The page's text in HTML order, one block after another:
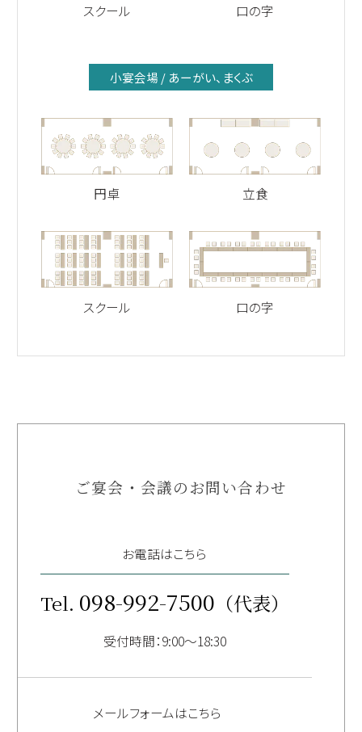
スクール 口の字
小宴会場 / あーがい、まくぶ
円卓 立食
スクール 口の字
ご宴会・会議のお問い合わせ
お電話はこちら
Tel. 098-992-7500 （代表）
受付時間：9:00～18:30
メールフォームはこちら